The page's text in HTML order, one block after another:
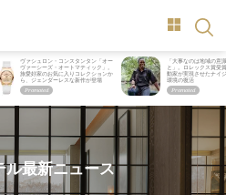
ヴァシュロン・コンスタンタン「オー
ヴァーシーズ・オートマティック」。
旅愛好家のお気に入りコレクションか
ら、ジェンダーレスな新作が登場
「大事なのは地域の意
と」。ロレックス賞受
動家が実現させたナイ
環境の復活
ル最新ニュース